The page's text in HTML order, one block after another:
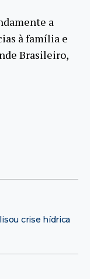
a
à família e
Brasileiro,
crise hídrica